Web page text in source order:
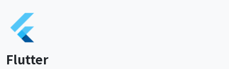
Flutter